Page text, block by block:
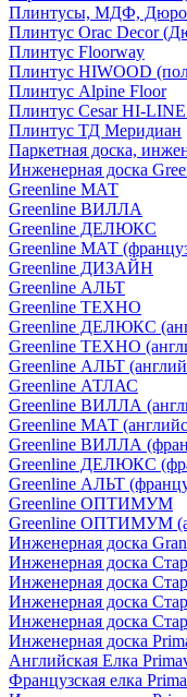
Плинтусы, МДФ,
Плинтус Orac Decor
Плинтус Floorway
Плинтус HIWOOD
Плинтус Alpine Floor
Плинтус Cesar HI-
Плинтус ТД Меридиан
Паркетная доска,
Инженерная доска
Greenline МАТ
Greenline ВИЛЛА
Greenline ДЕЛЮКС
Greenline МАТ
Greenline ДИЗАЙН
Greenline АЛЬТ
Greenline ТЕХНО
Greenline ДЕЛЮКС
Greenline ТЕХНО
Greenline АЛЬТ
Greenline АТЛАС
Greenline ВИЛЛА
Greenline МАТ
Greenline ВИЛЛА
Greenline ДЕЛЮКС
Greenline АЛЬТ
Greenline ОПТИМУМ
Greenline ОПТИМУМ
Инженерная доска
Инженерная доска
Инженерная доска
Инженерная доска
Инженерная доска
Инженерная доска
Английская Елка
Французская елка